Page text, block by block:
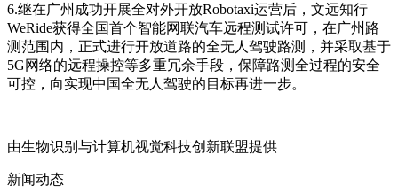
6.继在广州成功开展全对外开放Robotaxi运营后，文远知行
WeRide获得全国首个智能网联汽车远程测试许可，在广州路
测范围内，正式进行开放道路的全无人驾驶路测，并采取基于
5G网络的远程操控等多重冗余手段，保障路测全过程的安全
可控，向实现中国全无人驾驶的目标再进一步。
由生物识别与计算机视觉科技创新联盟提供
新闻动态